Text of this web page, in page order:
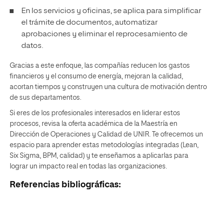
En los servicios y oficinas, se aplica para simplificar
el trámite de documentos, automatizar
aprobaciones y eliminar el reprocesamiento de
datos.
Gracias a este enfoque, las compañías reducen los gastos
financieros y el consumo de energía, mejoran la calidad,
acortan tiempos y construyen una cultura de motivación dentro
de sus departamentos.
Si eres de los profesionales interesados en liderar estos
procesos, revisa la oferta académica de la Maestría en
Dirección de Operaciones y Calidad de UNIR. Te ofrecemos un
espacio para aprender estas metodologías integradas (Lean,
Six Sigma, BPM, calidad) y te enseñamos a aplicarlas para
lograr un impacto real en todas las organizaciones.
Referencias bibliográficas: